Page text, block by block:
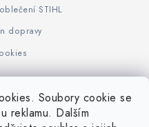
Soubory cookie se
reklamu. Dalším
STIHL
dopravy
STIHL STIHL Timbersport